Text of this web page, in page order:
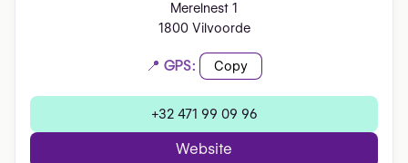
Merelnest 1
1800 Vilvoorde
📍 GPS: Copy
+32 471 99 09 96
Website